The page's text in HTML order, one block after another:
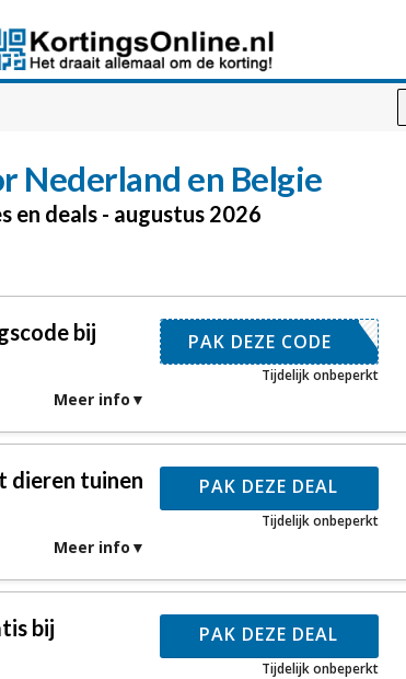
Nederland en Belgie
en deals - augustus 2026
bij
Meer info
UWSBRIEF
PAK DEZE CODE
Tijdelijk onbeperkt
dieren tuinen
Meer info
PAK DEZE DEAL
Tijdelijk onbeperkt
bij
PAK DEZE DEAL
Tijdelijk onbeperkt